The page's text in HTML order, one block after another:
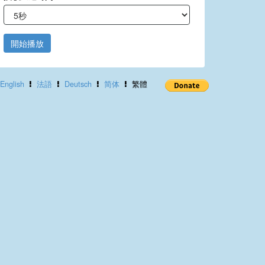
開始播放
English 法語 Deutsch 简体 繁體